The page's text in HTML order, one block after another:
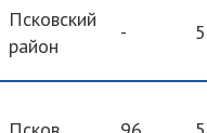
Псковский
район
-